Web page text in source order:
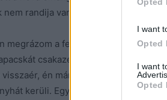
I want
Opted
I want
Opted
nem randija van?
megrázom a fejem és megpróbálok
csakazértsem csinálok.
visszaér, én már mindennel
kerüli. Egyenesen a szobájába